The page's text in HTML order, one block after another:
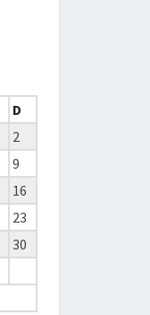
D
2
9
16
23
30